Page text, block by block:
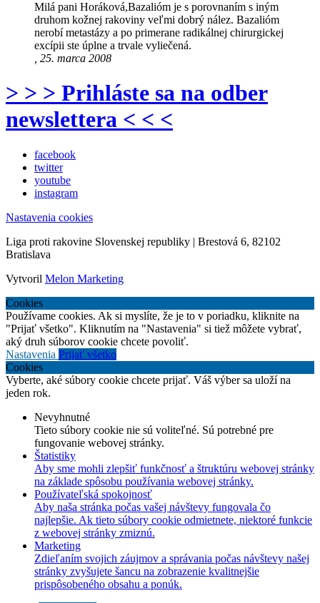
Milá pani Horáková,Bazalióm je s porovnaním s iným
druhom kožnej rakoviny veľmi dobrý nález. Bazalióm
nerobí metastázy a po primerane radikálnej chirurgickej
excípii ste úplne a trvale vyliečená.
, 25. marca 2008
> > > Prihláste sa na odber
newslettera < < <
facebook
twitter
youtube
instagram
Nastavenia cookies
Liga proti rakovine Slovenskej republiky | Brestová 6, 82102
Bratislava
Vytvoril Melon Marketing
Cookies
Používame cookies. Ak si myslíte, že je to v poriadku, kliknite na
"Prijať všetko". Kliknutím na "Nastavenia" si tiež môžete vybrať,
aký druh súborov cookie chcete povoliť.
Nastavenia Prijať všetko
Cookies
Vyberte, aké súbory cookie chcete prijať. Váš výber sa uloží na
jeden rok.
Nevyhnutné
Tieto súbory cookie nie sú voliteľné. Sú potrebné pre
fungovanie webovej stránky.
Štatistiky
Aby sme mohli zlepšiť funkčnosť a štruktúru webovej stránky
na základe spôsobu používania webovej stránky.
Používateľská spokojnosť
Aby naša stránka počas vašej návštevy fungovala čo
najlepšie. Ak tieto súbory cookie odmietnete, niektoré funkcie
z webovej stránky zmiznú.
Marketing
Zdieľaním svojich záujmov a správania počas návštevy našej
stránky zvyšujete šancu na zobrazenie kvalitnejšie
prispôsobeného obsahu a ponúk.